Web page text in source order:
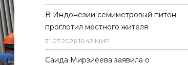
В Индонезии семиметровый питон
проглотил местного жителя
31.07.2026 16:42,МИР
Саида Мирзиёева заявила о